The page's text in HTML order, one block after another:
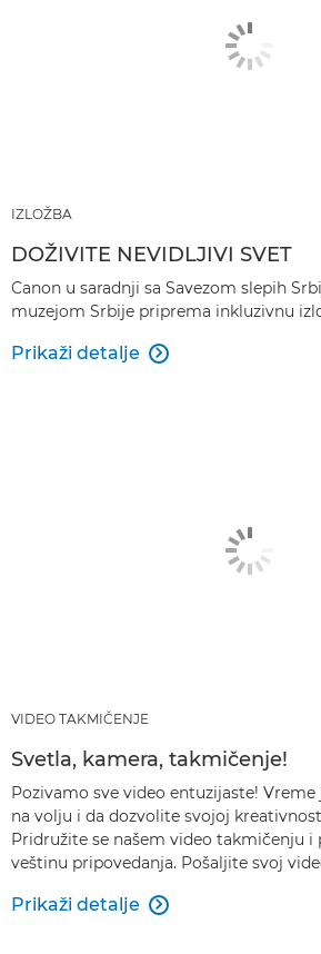
IZLOŽBA
DOŽIVITE NEVIDLJIVI SVET
Canon u saradnji sa Savezom slepih
muzejom Srbije priprema inkluzivnu
Prikaži detalje 
VIDEO TAKMIČENJE
Svetla, kamera, takmičenje!
Pozivamo sve video entuzijaste!
na volju i da dozvolite svojoj
Pridružite se našem video takmičenju i
veštinu pripovedanja. Pošaljite svoj
Prikaži detalje 